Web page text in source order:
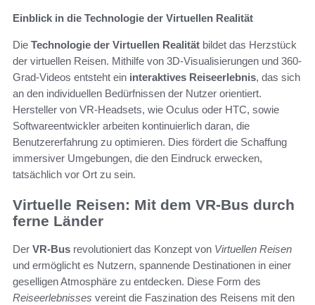
Einblick in die Technologie der Virtuellen Realität
Die Technologie der Virtuellen Realität bildet das Herzstück
der virtuellen Reisen. Mithilfe von 3D-Visualisierungen und 360-
Grad-Videos entsteht ein interaktives Reiseerlebnis, das sich
an den individuellen Bedürfnissen der Nutzer orientiert.
Hersteller von VR-Headsets, wie Oculus oder HTC, sowie
Softwareentwickler arbeiten kontinuierlich daran, die
Benutzererfahrung zu optimieren. Dies fördert die Schaffung
immersiver Umgebungen, die den Eindruck erwecken,
tatsächlich vor Ort zu sein.
Virtuelle Reisen: Mit dem VR-Bus durch
ferne Länder
Der VR-Bus revolutioniert das Konzept von Virtuellen Reisen
und ermöglicht es Nutzern, spannende Destinationen in einer
geselligen Atmosphäre zu entdecken. Diese Form des
Reiseerlebnisses vereint die Faszination des Reisens mit den